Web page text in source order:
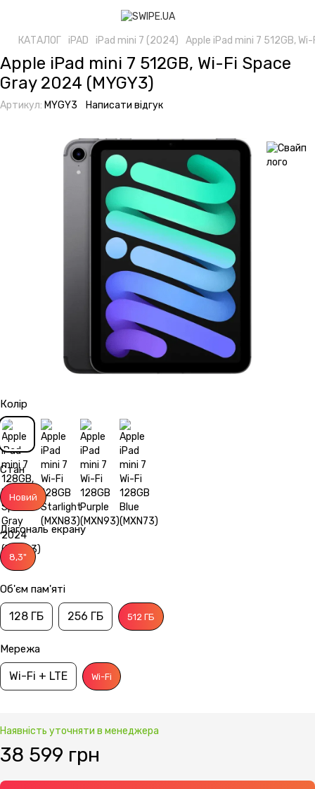
КАТАЛОГ iPAD iPad mini 7 (2024) Apple iPad mini 7 512GB,
Apple iPad mini 7 512GB, Wi-Fi Space
Gray 2024 (MYGY3)
Артикул: MYGY3 Написати відгук
Колір
Стан
Новий
Діагональ екрану
8,3"
Об'єм пам'яті
128 ГБ 256 ГБ 512 ГБ
Мережа
Wi-Fi + LTE Wi-Fi
Наявність уточняти в менеджера
38 599 грн